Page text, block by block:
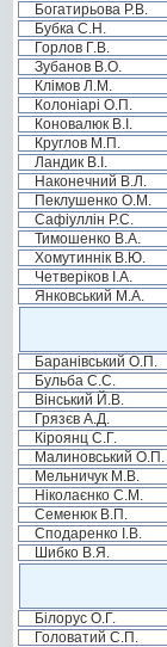
Богатирьова Р.В.
Бубка С.Н.
Горлов Г.В.
Зубанов В.О.
Клімов Л.М.
Колоніарі О.П.
Коновалюк В.І.
Круглов М.П.
Ландик В.І.
Наконечний В.Л.
Пеклушенко О.М.
Сафіуллін Р.С.
Тимошенко В.А.
Хомутиннік В.Ю.
Четверіков І.А.
Янковський М.А.
Баранівський О.П.
Бульба С.С.
Вінський Й.В.
Грязєв А.Д.
Кіроянц С.Г.
Малиновський О.П.
Мельничук М.В.
Ніколаєнко С.М.
Семенюк В.П.
Сподаренко І.В.
Шибко В.Я.
Білорус О.Г.
Головатий С.П.